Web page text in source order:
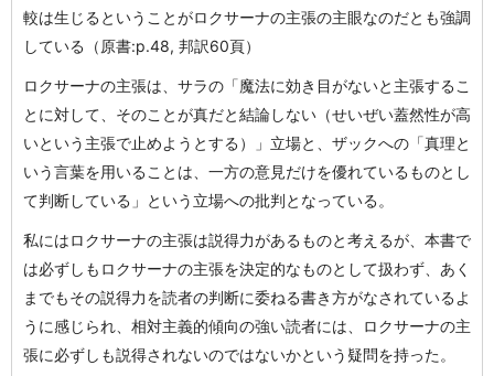
較は生じるということがロクサーナの主張の主眼なのだとも強調
している（原書:p.48, 邦訳60頁）
ロクサーナの主張は、サラの「魔法に効き目がないと主張するこ
とに対して、そのことが真だと結論しない（せいぜい蓋然性が高
いという主張で止めようとする）」立場と、ザックへの「真理と
いう言葉を用いることは、一方の意見だけを優れているものとし
て判断している」という立場への批判となっている。
私にはロクサーナの主張は説得力があるものと考えるが、本書で
は必ずしもロクサーナの主張を決定的なものとして扱わず、あく
までもその説得力を読者の判断に委ねる書き方がなされているよ
うに感じられ、相対主義的傾向の強い読者には、ロクサーナの主
張に必ずしも説得されないのではないかという疑問を持った。